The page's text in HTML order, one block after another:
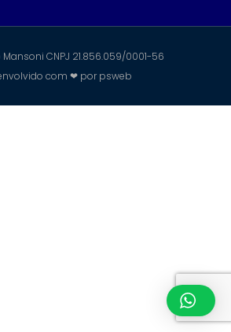
CNPJ 21.856.059/0001-56
com ❤ porpsweb